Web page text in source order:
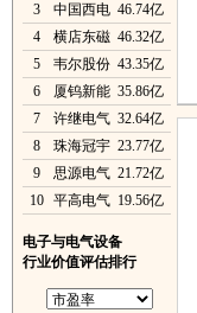
3
中国西电 46.74亿
4
横店东磁 46.32亿
5
韦尔股份 43.35亿
6
厦钨新能 35.86亿
7
许继电气 32.64亿
8
珠海冠宇 23.77亿
9
思源电气 21.72亿
10 平高电气 19.56亿
电子与电气设备
行业价值评估排行